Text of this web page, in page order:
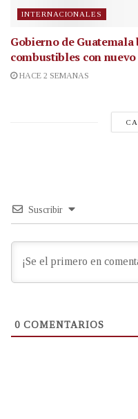
INTERNACIONALES
Gobierno de
combustibles con
HACE 2 SEMANAS
Suscribir
0 COMENTARIOS